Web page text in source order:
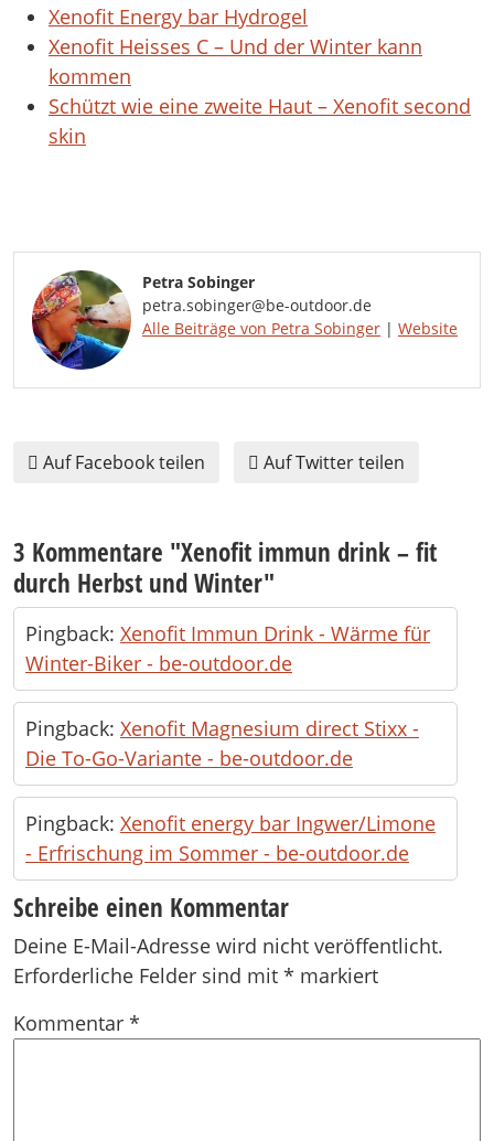
Xenofit Energy bar Hydrogel
Xenofit Heisses C – Und der Winter kann
kommen
Schützt wie eine zweite Haut – Xenofit second
skin
Petra Sobinger
petra.sobinger@be-outdoor.de
Alle Beiträge von Petra Sobinger | Website
Auf Facebook teilen Auf Twitter teilen
3 Kommentare "Xenofit immun drink – fit
durch Herbst und Winter"
Pingback: Xenofit Immun Drink - Wärme für
Winter-Biker - be-outdoor.de
Pingback: Xenofit Magnesium direct Stixx -
Die To-Go-Variante - be-outdoor.de
Pingback: Xenofit energy bar Ingwer/Limone
- Erfrischung im Sommer - be-outdoor.de
Schreibe einen Kommentar
Deine E-Mail-Adresse wird nicht veröffentlicht.
Erforderliche Felder sind mit * markiert
Kommentar *